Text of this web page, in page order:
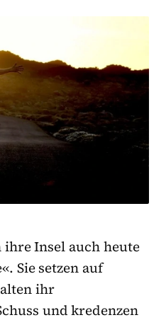
Insel auch heute
Sie setzen auf
ihr
und kredenzen